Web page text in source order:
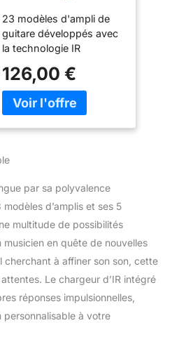
et enceinte format
pédale,
entrée/sortie
stéréo, 23 modèles
d’amplis, 5 espace
de studio, chargeur
d'IR, Noise Gate, EQ
sortie casque,
23 modèles d'ampli de
guitare développés avec
la technologie IR
sonores studio pour
ajouter une ambiance
naturelle à votre tonalité
bruit, les égaliseurs et les
plus sortie casque Agit
comme une interface
audio pour enregistrer et
jouer avec vos chansons
126,00 €
par sa polyvalence
d’amplis et ses 5
multitude de possibilités
musicien en quête de nouvelles
cherchant à affiner son son, cette
Le chargeur d’IR intégré
réponses impulsionnelles,
personnalisable à votre